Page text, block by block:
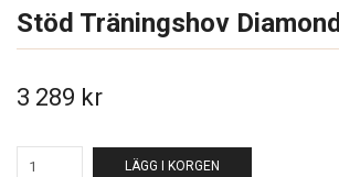
Stöd Träningshov Diamond
3 289 kr
LÄGG I KORGEN